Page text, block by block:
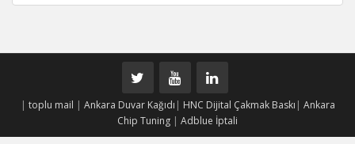
| toplu mail | Ankara Duvar Kağıdı | HNC Dijital Çakmak Baskı | Ankara
Chip Tuning | Adblue İptali